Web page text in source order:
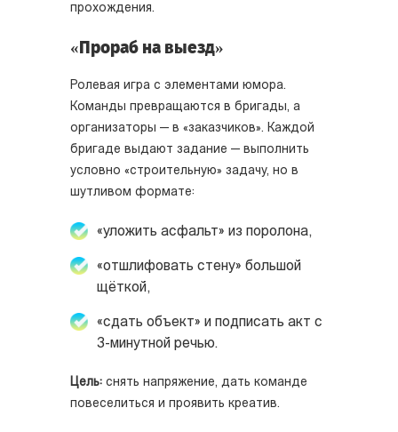
прохождения.
«Прораб на выезд»
Ролевая игра с элементами юмора.
Команды превращаются в бригады, а
организаторы — в «заказчиков». Каждой
бригаде выдают задание — выполнить
условно «строительную» задачу, но в
шутливом формате:
«уложить асфальт» из поролона,
«отшлифовать стену» большой
щёткой,
«сдать объект» и подписать акт с
3-минутной речью.
Цель: снять напряжение, дать команде
повеселиться и проявить креатив.